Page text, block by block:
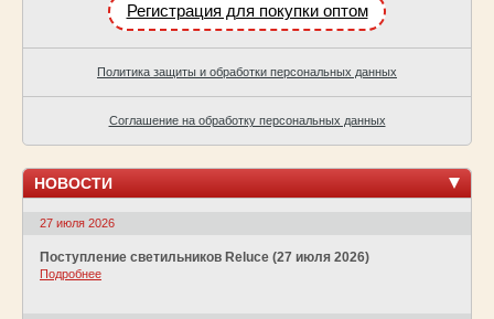
Регистрация для покупки оптом
Политика защиты и обработки персональных данных
Соглашение на обработку персональных данных
НОВОСТИ
27 июля 2026
Поступление светильников Reluce (27 июля 2026)
Подробнее